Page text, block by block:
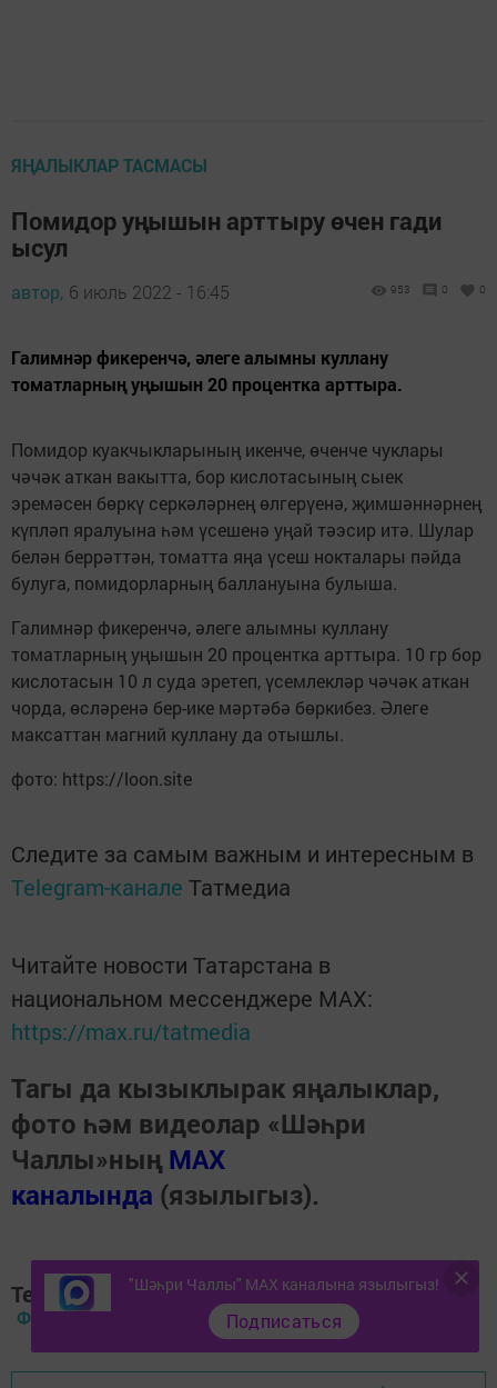
ЯҢАЛЫКЛАР ТАСМАСЫ
Помидор уңышын арттыру өчен гади
ысул
автор, 6 июль 2022 - 16:45 953 0 0
Галимнәр фикеренчә, әлеге алымны куллану
томатларның уңышын 20 процентка арттыра.
Помидор куакчыкларының икенче, өченче чуклары
чәчәк аткан вакытта, бор кислотасының сыек
эремәсен бөркү серкәләрнең өлгерүенә, җимшәннәрнең
күпләп яралуына һәм үсешенә уңай тәэсир итә. Шулар
белән беррәттән, томатта яңа үсеш нокталары пәйда
булуга, помидорларның баллануына булыша.
Галимнәр фикеренчә, әлеге алымны куллану
томатларның уңышын 20 процентка арттыра. 10 гр бор
кислотасын 10 л суда эретеп, үсемлекләр чәчәк аткан
чорда, өсләренә бер-ике мәртәбә бөркибез. Әлеге
максаттан магний куллану да отышлы.
фото: https://loon.site
Следите за самым важным и интересным в
Telegram-канале Татмедиа
Читайте новости Татарстана в
национальном мессенджере MАХ:
https://max.ru/tatmedia
Тагы да кызыклырак яңалыклар,
фото һәм видеолар «Шәһри
Чаллы»ның MAX
каналында (язылыгыз).
Теги:
ФАЙДАЛЫ КИҢӘШ РЕЦЕПТ
"Шәһри Чаллы" MAX каналына язылыгыз!
Подписаться